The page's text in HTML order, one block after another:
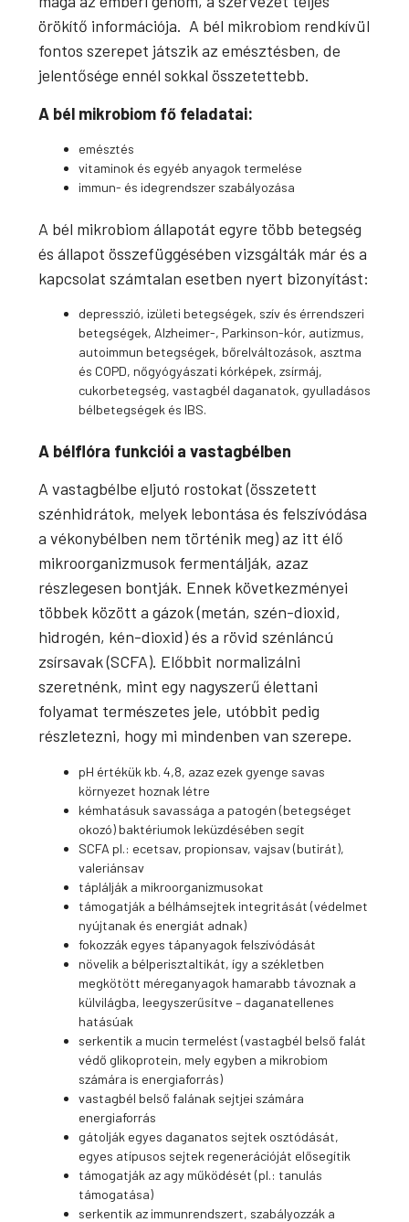
örökítő információja. A bél mikrobiom rendkívül
fontos szerepet játszik az emésztésben, de
jelentősége ennél sokkal összetettebb.
A bél mikrobiom fő feladatai:
emésztés
vitaminok és egyéb anyagok termelése
immun- és idegrendszer szabályozása
A bél mikrobiom állapotát egyre több betegség
és állapot összefüggésében vizsgálták már és a
kapcsolat számtalan esetben nyert bizonyítást:
depresszió, izületi betegségek, szív és érrendszeri
betegségek, Alzheimer-, Parkinson-kór, autizmus,
autoimmun betegségek, bőrelváltozások, asztma
és COPD, nőgyógyászati kórképek, zsírmáj,
cukorbetegség, vastagbél daganatok, gyulladásos
bélbetegségek és IBS.
A bélflóra funkciói a vastagbélben
A vastagbélbe eljutó rostokat (összetett
szénhidrátok, melyek lebontása és felszívódása
a vékonybélben nem történik meg) az itt élő
mikroorganizmusok fermentálják, azaz
részlegesen bontják. Ennek következményei
többek között a gázok (metán, szén-dioxid,
hidrogén, kén-dioxid) és a rövid szénláncú
zsírsavak (SCFA). Előbbit normalizálni
szeretnénk, mint egy nagyszerű élettani
folyamat természetes jele, utóbbit pedig
részletezni, hogy mi mindenben van szerepe.
pH értékük kb. 4,8, azaz ezek gyenge savas
környezet hoznak létre
kémhatásuk savassága a patogén (betegséget
okozó) baktériumok leküzdésében segít
SCFA pl.: ecetsav, propionsav, vajsav (butirát),
valeriánsav
táplálják a mikroorganizmusokat
támogatják a bélhámsejtek integritását (védelmet
nyújtanak és energiát adnak)
fokozzák egyes tápanyagok felszívódását
növelik a bélperisztaltikát, így a székletben
megkötött méreganyagok hamarabb távoznak a
külvilágba, leegyszerűsítve – daganatellenes
hatásúak
serkentik a mucin termelést (vastagbél belső falát
védő glikoprotein, mely egyben a mikrobiom
számára is energiaforrás)
vastagbél belső falának sejtjei számára
energiaforrás
gátolják egyes daganatos sejtek osztódását,
egyes atípusos sejtek regenerációját elősegítik
támogatják az agy működését (pl.: tanulás
támogatása)
serkentik az immunrendszert, szabályozzák a